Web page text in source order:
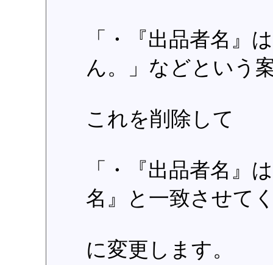
「・『出品者名』
ん。」などという
これを削除して
「・『出品者名』
名』と一致させて
に変更します。